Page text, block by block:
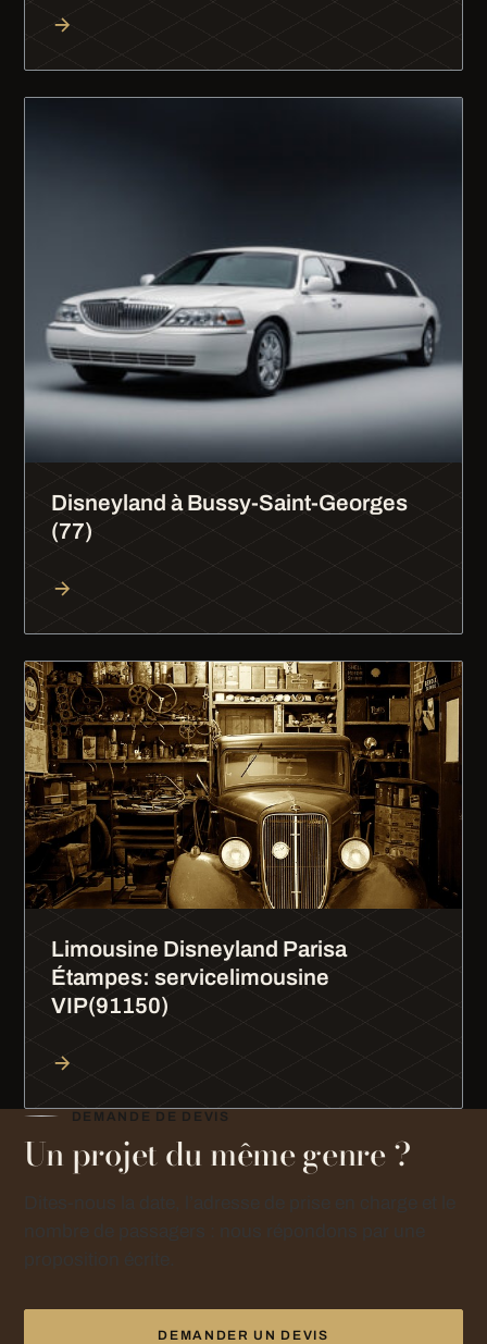
Disneyland à Bussy-Saint-Georges
(77)
Limousine Disneyland Parisa
Étampes: servicelimousine
VIP(91150)
DEMANDE DE DEVIS
Un projet du même genre ?
DEMANDER UN DEVIS